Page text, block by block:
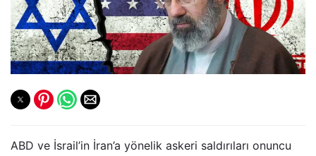
ABD ve İsrail’in İran’a yönelik askeri saldırıları onuncu